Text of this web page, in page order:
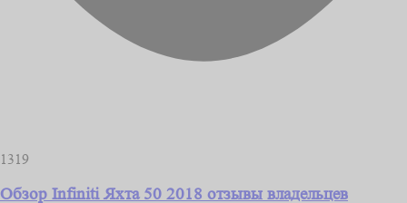
1319
Обзор Infiniti Яхта 50 2018 отзывы владельцев